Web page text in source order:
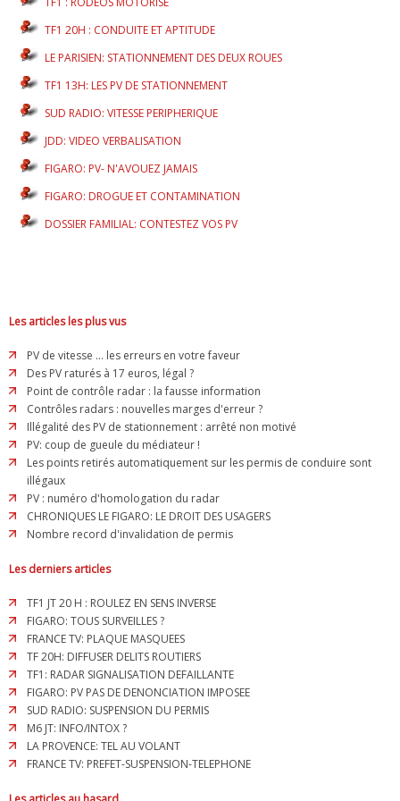
TF1 20H : CONDUITE ET APTITUDE
LE PARISIEN: STATIONNEMENT DES DEUX ROUES
TF1 13H: LES PV DE STATIONNEMENT
SUD RADIO: VITESSE PERIPHERIQUE
JDD: VIDEO VERBALISATION
FIGARO: PV- N'AVOUEZ JAMAIS
FIGARO: DROGUE ET CONTAMINATION
DOSSIER FAMILIAL: CONTESTEZ VOS PV
Les articles les plus vus
PV de vitesse ... les erreurs en votre faveur
Des PV raturés à 17 euros, légal ?
Point de contrôle radar : la fausse information
Contrôles radars : nouvelles marges d'erreur ?
Illégalité des PV de stationnement : arrêté non motivé
PV: coup de gueule du médiateur !
Les points retirés automatiquement sur les permis de conduire sont
illégaux
PV : numéro d'homologation du radar
CHRONIQUES LE FIGARO: LE DROIT DES USAGERS
Nombre record d'invalidation de permis
Les derniers articles
TF1 JT 20 H : ROULEZ EN SENS INVERSE
FIGARO: TOUS SURVEILLES ?
FRANCE TV: PLAQUE MASQUEES
TF 20H: DIFFUSER DELITS ROUTIERS
TF1: RADAR SIGNALISATION DEFAILLANTE
FIGARO: PV PAS DE DENONCIATION IMPOSEE
SUD RADIO: SUSPENSION DU PERMIS
M6 JT: INFO/INTOX ?
LA PROVENCE: TEL AU VOLANT
FRANCE TV: PREFET-SUSPENSION-TELEPHONE